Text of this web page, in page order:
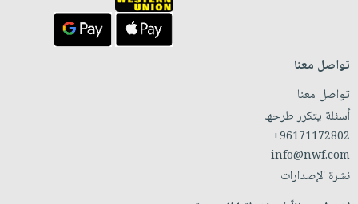
تواصل معنا
تواصل معنا
أسئلة يتكرر طرحها
+96171172802
info@nwf.com
نشرة الإصدارات